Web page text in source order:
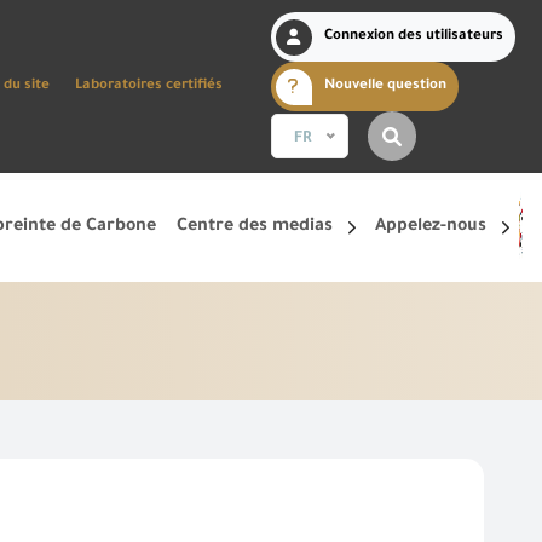
du site Laboratoires certifiés
Connexion des utilisateurs
Nouvelle question
FR
de Carbone Centre des medias Appelez-nous